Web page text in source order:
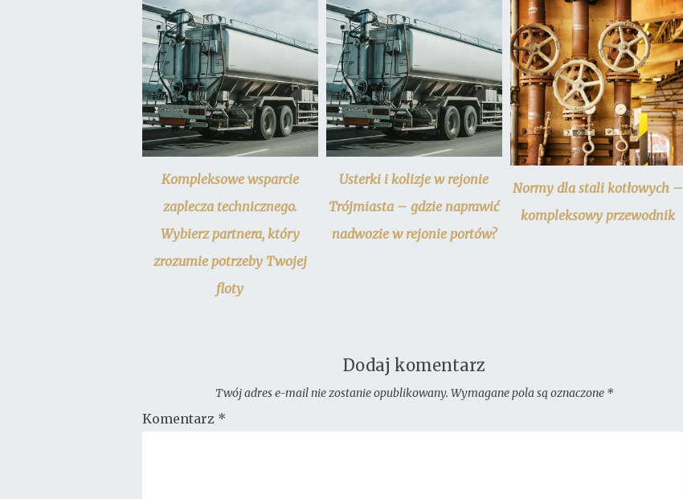
Kompleksowe wsparcie
zaplecza technicznego.
Wybierz partnera, który
zrozumie potrzeby Twojej
floty
Usterki i kolizje w rejonie
Trójmiasta – gdzie naprawić
nadwozie w rejonie portów?
Normy dla stali kotłowych –
kompleksowy przewodnik
Dodaj komentarz
Twój adres e-mail nie zostanie opublikowany. Wymagane pola są oznaczone *
Komentarz *